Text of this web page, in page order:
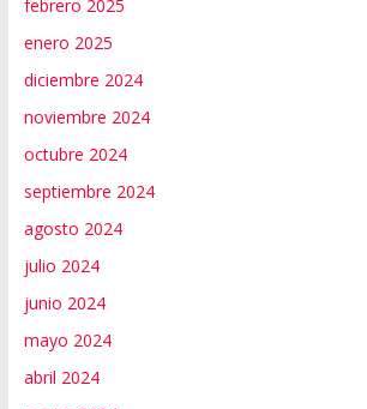
febrero 2025
enero 2025
diciembre 2024
noviembre 2024
octubre 2024
septiembre 2024
agosto 2024
julio 2024
junio 2024
mayo 2024
abril 2024